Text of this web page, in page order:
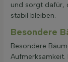
und sorgt dafür,
stabil bleiben.
Besondere
Besondere
Aufmerksamkeit.